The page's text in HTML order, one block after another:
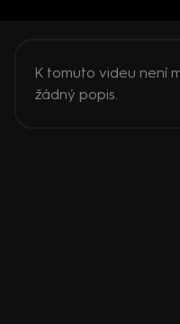
K tomuto videu není
žádný popis.